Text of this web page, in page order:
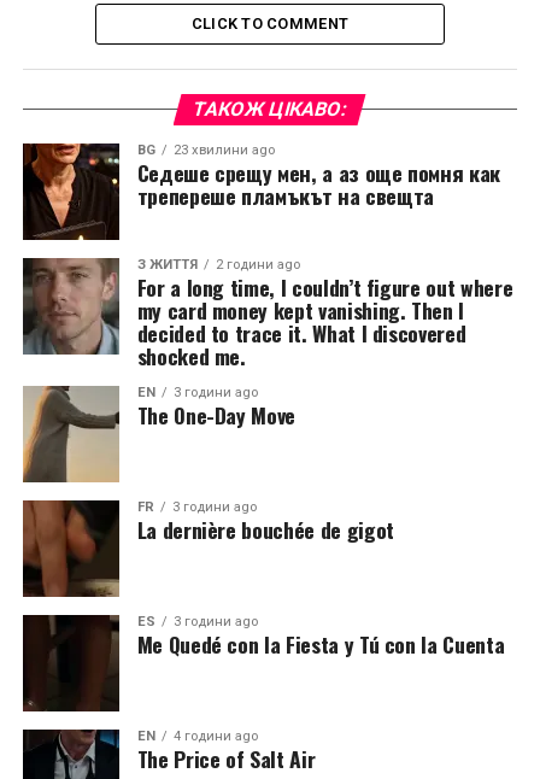
CLICK TO COMMENT
ТАКОЖ ЦІКАВО:
BG 23 хвилини ago
Седеше срещу мен, а аз още помня как
трепереше пламъкът на свещта
З ЖИТТЯ 2 години ago
For a long time, I couldn’t figure out where
my card money kept vanishing. Then I
decided to trace it. What I discovered
shocked me.
EN 3 години ago
The One-Day Move
FR 3 години ago
La dernière bouchée de gigot
ES 3 години ago
Me Quedé con la Fiesta y Tú con la Cuenta
EN 4 години ago
The Price of Salt Air